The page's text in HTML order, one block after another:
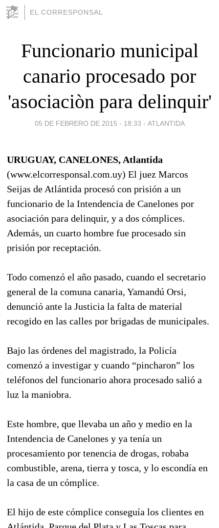
EL CORRESPONSAL
Funcionario municipal
canario procesado por
'asociaciòn para delinquir'
05 DE FEBRERO DE 2015 - 18:33 - ATLANTIDA
URUGUAY, CANELONES, Atlantida
(www.elcorresponsal.com.uy) El juez Marcos
Seijas de Atlántida procesó con prisión a un
funcionario de la Intendencia de Canelones por
asociación para delinquir, y a dos cómplices.
Además, un cuarto hombre fue procesado sin
prisión por receptación.
Todo comenzó el año pasado, cuando el secretario
general de la comuna canaria, Yamandú Orsi,
denunció ante la Justicia la falta de material
recogido en las calles por brigadas de municipales.
Bajo las órdenes del magistrado, la Policía
comenzó a investigar y cuando “pincharon” los
teléfonos del funcionario ahora procesado salió a
luz la maniobra.
Este hombre, que llevaba un año y medio en la
Intendencia de Canelones y ya tenía un
procesamiento por tenencia de drogas, robaba
combustible, arena, tierra y tosca, y lo escondía en
la casa de un cómplice.
El hijo de este cómplice conseguía los clientes en